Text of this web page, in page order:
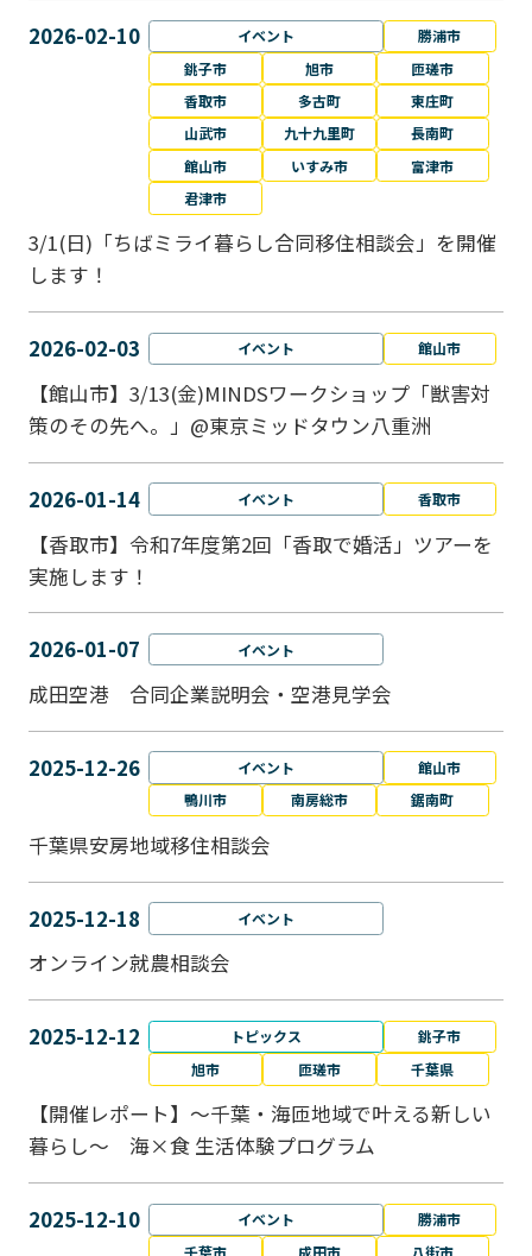
2026-02-10 イベント
勝浦市
銚子市
旭市
匝瑳市
香取市
多古町
東庄町
山武市
九十九里町
長南町
館山市
いすみ市
富津市
君津市
3/1(日)「ちばミライ暮らし合同移住相談会」を開催
します！
2026-02-03 イベント 館山市
【館山市】3/13(金)MINDSワークショップ「獣害対
策のその先へ。」@東京ミッドタウン八重洲
2026-01-14 イベント 香取市
【香取市】令和7年度第2回「香取で婚活」ツアーを
実施します！
2026-01-07 イベント
成田空港 合同企業説明会・空港見学会
2025-12-26 イベント
館山市
鴨川市
南房総市 鋸南町
千葉県安房地域移住相談会
2025-12-18 イベント
オンライン就農相談会
2025-12-12 トピックス
銚子市
旭市
匝瑳市 千葉県
【開催レポート】～千葉・海匝地域で叶える新しい
暮らし～ 海×食 生活体験プログラム
2025-12-10 イベント
勝浦市
千葉市
成田市
八街市